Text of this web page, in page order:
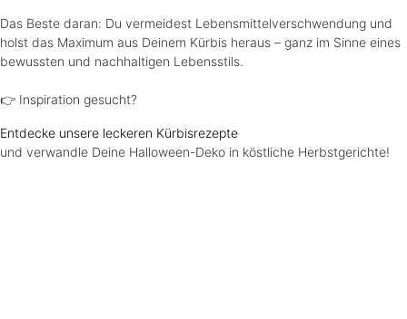
Das Beste daran: Du vermeidest Lebensmittelverschwendung und
holst das Maximum aus Deinem Kürbis heraus – ganz im Sinne eines
bewussten und nachhaltigen Lebensstils.
👉 Inspiration gesucht?
Entdecke unsere leckeren Kürbisrezepte
und verwandle Deine Halloween-Deko in köstliche Herbstgerichte!